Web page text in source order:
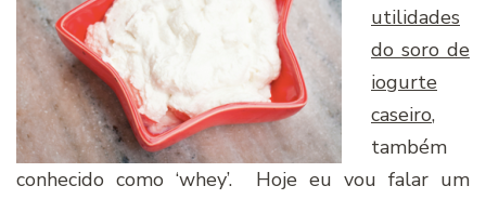
utilidades
do soro de
iogurte
caseiro,
também
conhecido como ‘whey’. Hoje eu vou falar um